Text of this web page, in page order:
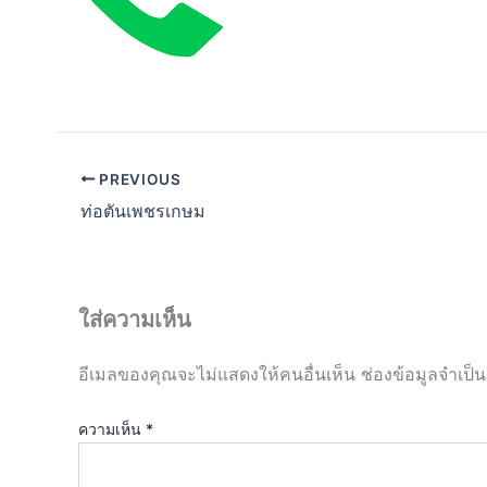
PREVIOUS
ท่อตันเพชรเกษม
ใส่ความเห็น
อีเมลของคุณจะไม่แสดงให้คนอื่นเห็น ช่องข้อมูลจำเป็
ความเห็น *